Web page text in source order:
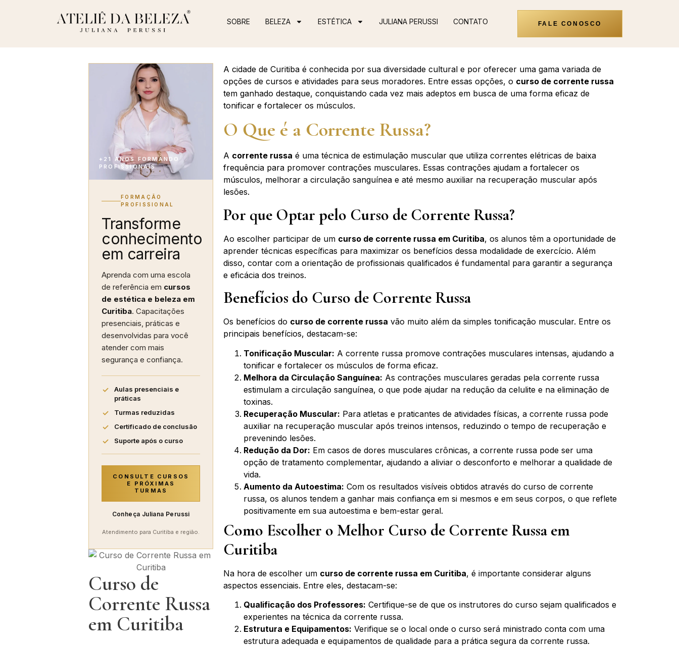
SOBRE BELEZA ESTÉTICA JULIANA PERUSSI CONTATO FALE CONOSCO
+21 ANOS FORMANDO
PROFISSIONAIS
FORMAÇÃO
PROFISSIONAL
Transforme
conhecimento
em carreira
Aprenda com uma escola
de referência em cursos
de estética e beleza em
Curitiba. Capacitações
presenciais, práticas e
desenvolvidas para você
atender com mais
segurança e confiança.
Aulas presenciais e
práticas
Turmas reduzidas
Certificado de conclusão
Suporte após o curso
CONSULTE CURSOS
E PRÓXIMAS
TURMAS
Conheça Juliana Perussi
Atendimento para Curitiba e região.
Curso de
Corrente Russa
em Curitiba
A cidade de Curitiba é conhecida por sua diversidade cultural e por oferecer uma gama variada de
opções de cursos e atividades para seus moradores. Entre essas opções, o curso de corrente russa
tem ganhado destaque, conquistando cada vez mais adeptos em busca de uma forma eficaz de
tonificar e fortalecer os músculos.
O Que é a Corrente Russa?
A corrente russa é uma técnica de estimulação muscular que utiliza correntes elétricas de baixa
frequência para promover contrações musculares. Essas contrações ajudam a fortalecer os
músculos, melhorar a circulação sanguínea e até mesmo auxiliar na recuperação muscular após
lesões.
Por que Optar pelo Curso de Corrente Russa?
Ao escolher participar de um curso de corrente russa em Curitiba, os alunos têm a oportunidade de
aprender técnicas específicas para maximizar os benefícios dessa modalidade de exercício. Além
disso, contar com a orientação de profissionais qualificados é fundamental para garantir a segurança
e eficácia dos treinos.
Benefícios do Curso de Corrente Russa
Os benefícios do curso de corrente russa vão muito além da simples tonificação muscular. Entre os
principais benefícios, destacam-se:
Tonificação Muscular: A corrente russa promove contrações musculares intensas, ajudando a
tonificar e fortalecer os músculos de forma eficaz.
Melhora da Circulação Sanguínea: As contrações musculares geradas pela corrente russa
estimulam a circulação sanguínea, o que pode ajudar na redução da celulite e na eliminação de
toxinas.
Recuperação Muscular: Para atletas e praticantes de atividades físicas, a corrente russa pode
auxiliar na recuperação muscular após treinos intensos, reduzindo o tempo de recuperação e
prevenindo lesões.
Redução da Dor: Em casos de dores musculares crônicas, a corrente russa pode ser uma
opção de tratamento complementar, ajudando a aliviar o desconforto e melhorar a qualidade de
vida.
Aumento da Autoestima: Com os resultados visíveis obtidos através do curso de corrente
russa, os alunos tendem a ganhar mais confiança em si mesmos e em seus corpos, o que reflete
positivamente em sua autoestima e bem-estar geral.
Como Escolher o Melhor Curso de Corrente Russa em
Curitiba
Na hora de escolher um curso de corrente russa em Curitiba, é importante considerar alguns
aspectos essenciais. Entre eles, destacam-se:
Qualificação dos Professores: Certifique-se de que os instrutores do curso sejam qualificados e
experientes na técnica da corrente russa.
Estrutura e Equipamentos: Verifique se o local onde o curso será ministrado conta com uma
estrutura adequada e equipamentos de qualidade para a prática segura da corrente russa.